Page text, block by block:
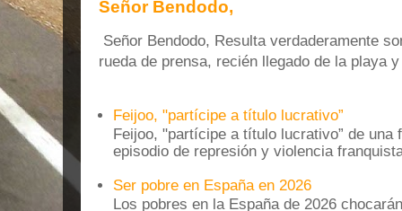
Señor Bendodo,
Señor Bendodo, Resulta verdaderamente
rueda de prensa, recién llegado de la playa
Feijoo, "partícipe a título lucrativo”
Feijoo, "partícipe a título lucrativo” de una
episodio de represión y violencia
Ser pobre en España en 2026
Los pobres en la España de 2026